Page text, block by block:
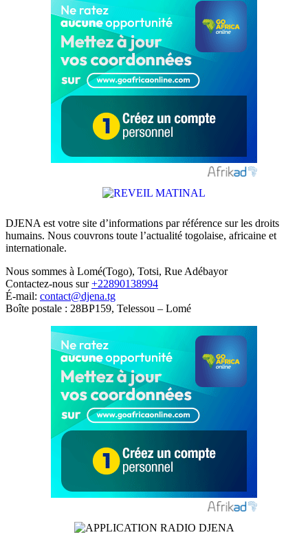
DJENA est votre site d’informations par référence sur les droits
humains. Nous couvrons toute l’actualité togolaise, africaine et
internationale.
Nous sommes à Lomé(Togo), Totsi, Rue Adébayor
Contactez-nous sur+22890138994
É-mail: contact@djena.tg
Boîte postale : 28BP159, Telessou – Lomé